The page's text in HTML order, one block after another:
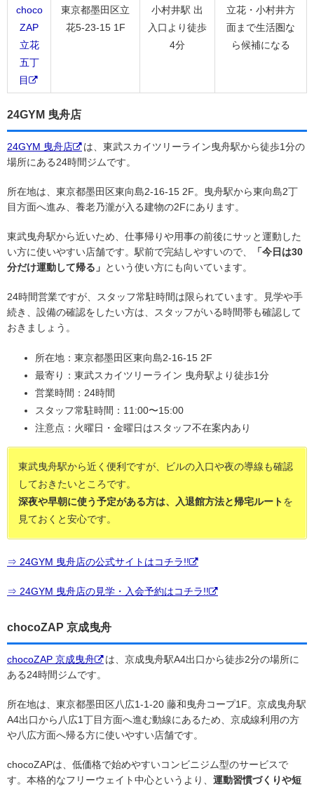
choco
ZAP
立花
五丁
目
東京都墨田区立
花5-23-15 1F
小村井駅 出
入口より徒歩
4分
立花・小村井方
面まで生活圏な
ら候補になる
24GYM 曳舟店
24GYM 曳舟店
は、東武スカイツリーライン曳舟駅から徒歩1分の
場所にある24時間ジムです。
所在地は、東京都墨田区東向島2-16-15 2F。曳舟駅から東向島2丁
目方面へ進み、養老乃瀧が入る建物の2Fにあります。
東武曳舟駅から近いため、仕事帰りや用事の前後にサッと運動した
い方に使いやすい店舗です。駅前で完結しやすいので、
「今日は30
分だけ運動して帰る」 という使い方にも向いています。
24時間営業ですが、スタッフ常駐時間は限られています。見学や手
続き、設備の確認をしたい方は、スタッフがいる時間帯も確認して
おきましょう。
所在地：東京都墨田区東向島2-16-15 2F
最寄り：東武スカイツリーライン 曳舟駅より徒歩1分
営業時間：24時間
スタッフ常駐時間：11:00〜15:00
注意点：火曜日・金曜日はスタッフ不在案内あり
東武曳舟駅から近く便利ですが、ビルの入口や夜の導線も確認
しておきたいところです。
深夜や早朝に使う予定がある方は、入退館方法と帰宅ルートを
見ておくと安心です。
⇒ 24GYM 曳舟店の公式サイトはコチラ!!
⇒ 24GYM 曳舟店の見学・入会予約はコチラ!!
chocoZAP 京成曳舟
chocoZAP 京成曳舟
は、京成曳舟駅A4出口から徒歩2分の場所に
ある24時間ジムです。
所在地は、東京都墨田区八広1-1-20 藤和曳舟コープ1F。京成曳舟駅
A4出口から八広1丁目方面へ進む動線にあるため、京成線利用の方
や八広方面へ帰る方に使いやすい店舗です。
chocoZAPは、低価格で始めやすいコンビニジム型のサービスで
す。本格的なフリーウェイト中心というより、 運動習慣づくりや短